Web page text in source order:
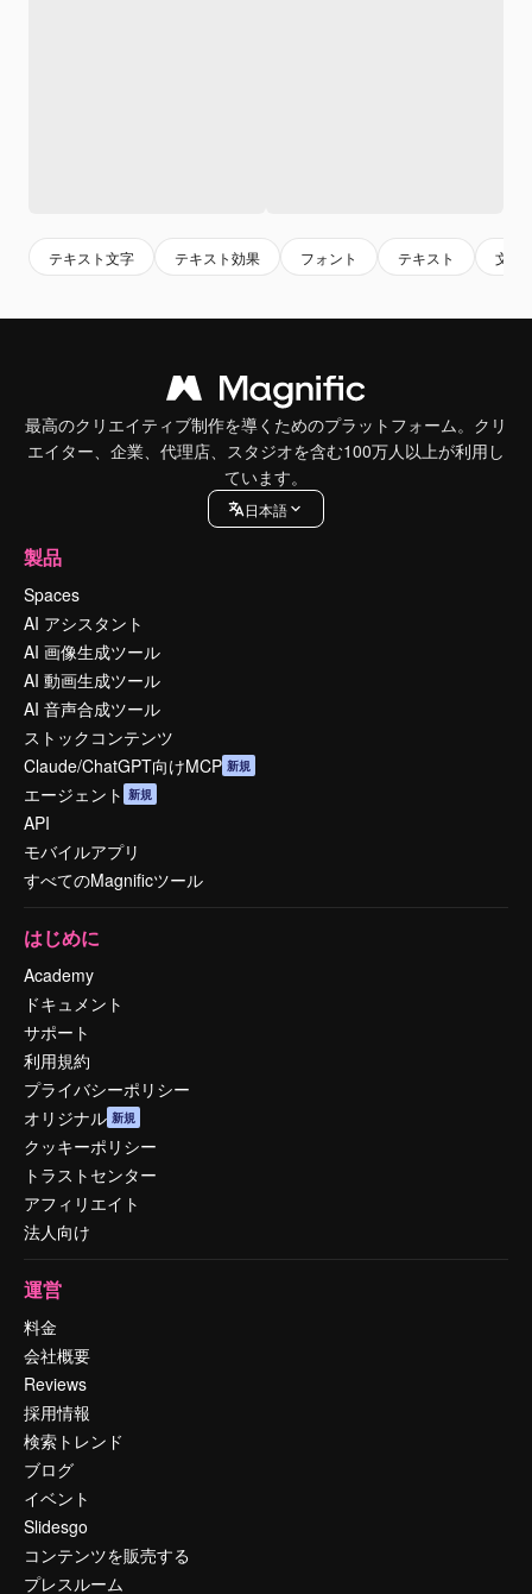
テキスト文字 テキスト効果 フォント テキスト 文字
最高のクリエイティブ制作を導くためのプラットフォーム。クリ
エイター、企業、代理店、スタジオを含む100万人以上が利用し
ています。
日本語
製品
Spaces
AI アシスタント
AI 画像生成ツール
AI 動画生成ツール
AI 音声合成ツール
ストックコンテンツ
Claude/ChatGPT向けMCP 新規
エージェント 新規
API
モバイルアプリ
すべてのMagnificツール
はじめに
Academy
ドキュメント
サポート
利用規約
プライバシーポリシー
オリジナル 新規
クッキーポリシー
トラストセンター
アフィリエイト
法人向け
運営
料金
会社概要
Reviews
採用情報
検索トレンド
ブログ
イベント
Slidesgo
コンテンツを販売する
プレスルーム